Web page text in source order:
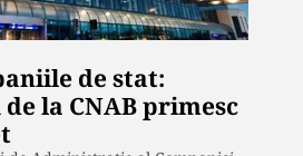
de stat:
la CNAB primesc